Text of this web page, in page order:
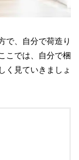
で、自分で荷造り
こでは、自分で梱
く見ていきましょ